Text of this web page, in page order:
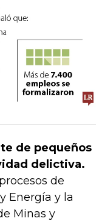
de pequeños
delictiva.
de
Energía y la
Minas y